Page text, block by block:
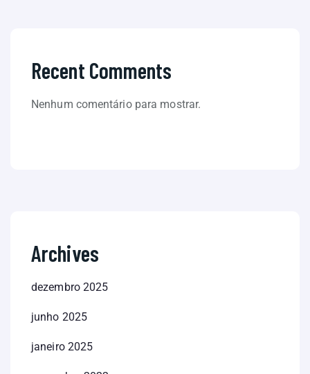
Recent Comments
Nenhum comentário para mostrar.
Archives
dezembro 2025
junho 2025
janeiro 2025